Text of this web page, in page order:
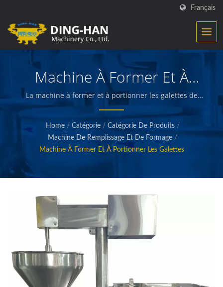
Français
Machine À Former Et À
Portionner Les Galettes
La machine à former et à portionner les galettes de
Ding-Han convient aux produits plats. / Ding-Han se
spécialise dans la fabrication d'équipements de
transformation alimentaire. Nous concevons,
développons et construisons des machines qui créent
et conditionnent des viandes préparées, des légumes
et des fruits de mer, des frites, des collations cuites et
frites, ainsi que d'autres aliments de qualité.
Home / Catégorie / Catégorie De Produits /
Machine De Remplissage Et De Formage /
Machine À Former Et À Portionner Les Galettes